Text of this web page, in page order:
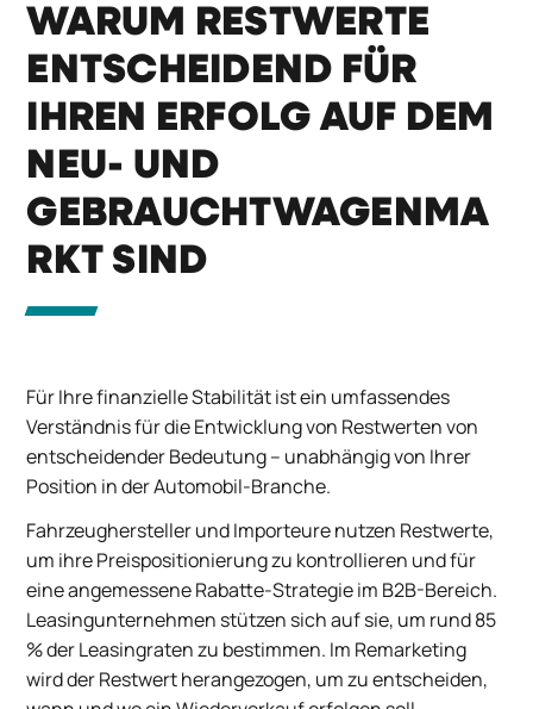
WARUM RESTWERTE
ENTSCHEIDEND FÜR
IHREN ERFOLG AUF DEM
NEU- UND
GEBRAUCHTWAGENMA
RKT SIND
Für Ihre finanzielle Stabilität ist ein umfassendes
Verständnis für die Entwicklung von Restwerten von
entscheidender Bedeutung – unabhängig von Ihrer
Position in der Automobil-Branche.
Fahrzeughersteller und Importeure nutzen Restwerte,
um ihre Preispositionierung zu kontrollieren und für
eine angemessene Rabatte-Strategie im B2B-Bereich.
Leasingunternehmen stützen sich auf sie, um rund 85
% der Leasingraten zu bestimmen. Im Remarketing
wird der Restwert herangezogen, um zu entscheiden,